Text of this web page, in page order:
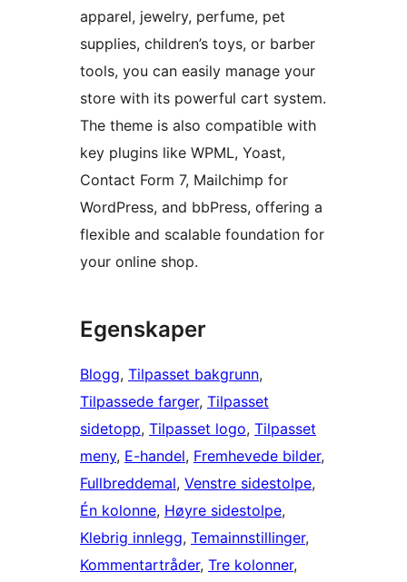
apparel, jewelry, perfume, pet
supplies, children’s toys, or barber
tools, you can easily manage your
store with its powerful cart system.
The theme is also compatible with
key plugins like WPML, Yoast,
Contact Form 7, Mailchimp for
WordPress, and bbPress, offering a
flexible and scalable foundation for
your online shop.
Egenskaper
Blogg, Tilpasset bakgrunn
Tilpassede farger, Tilpasset
sidetopp, Tilpasset logo, Tilpasset
meny, E-handel, Fremhevede bilder
Fullbreddemal, Venstre sidestolpe
Én kolonne, Høyre sidestolpe
Klebrig innlegg, Temainnstillinger
Kommentartråder, Tre kolonner